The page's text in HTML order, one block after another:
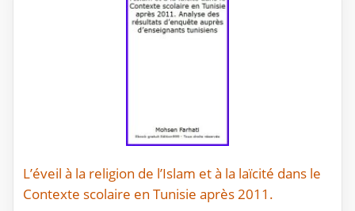
L’éveil à la religion de l’Islam et à la laïcité dans le
Contexte scolaire en Tunisie après 2011.